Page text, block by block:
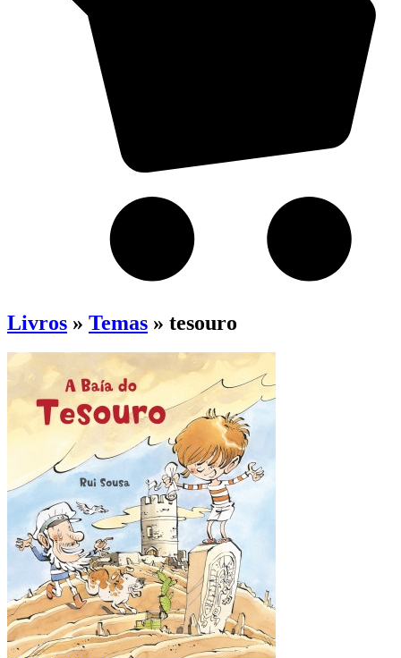
Livros » Temas » tesouro